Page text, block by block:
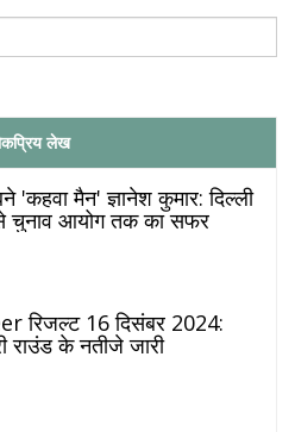
लेख
'कहवा मैन' ज्ञानेश कुमार: दिल्ली
चुनाव आयोग तक का सफर
रिजल्ट 16 दिसंबर 2024:
राउंड के नतीजे जारी